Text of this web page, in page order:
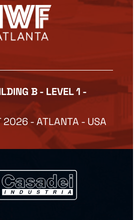
B - LEVEL 1 -
2026 - ATLANTA - USA